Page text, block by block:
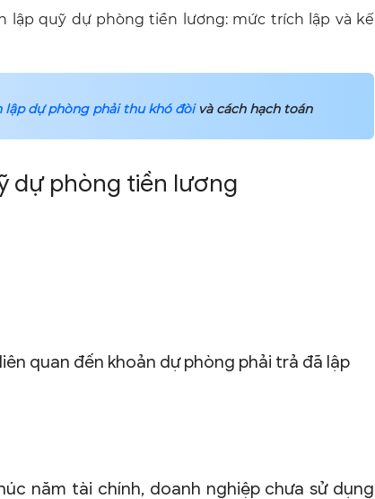
lập quỹ dự phòng tiền lương: mức trích lập và kế
lập dự phòng phải thu khó đòivà cách hạch toán
dự phòng tiền lương
quan đến khoản dự phòng phải trả đã lập
năm tài chính, doanh nghiệp chưa sử dụng